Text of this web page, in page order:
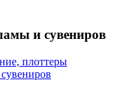
и сувениров
плоттеры